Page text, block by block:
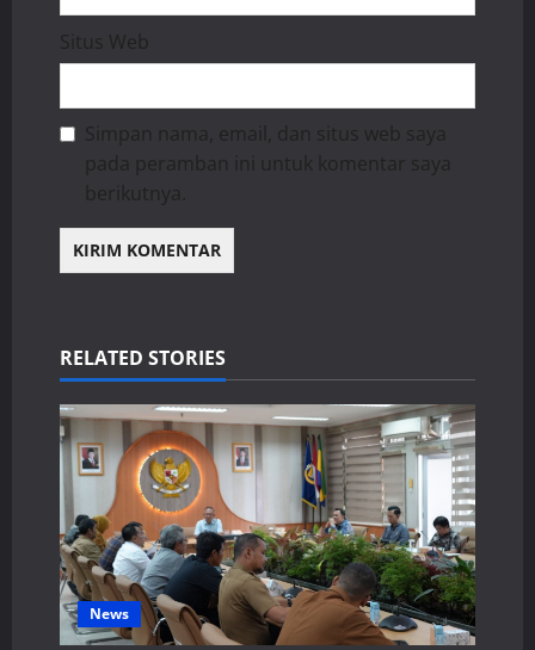
Situs Web
Simpan nama, email, dan situs web saya
pada peramban ini untuk komentar saya
berikutnya.
RELATED STORIES
News